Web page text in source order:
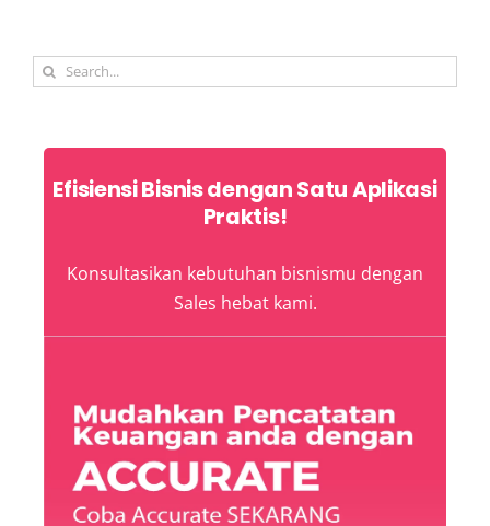
Search
Efisiensi Bisnis dengan Satu Aplikasi
Praktis!
Konsultasikan kebutuhan bisnismu dengan
Sales hebat kami.